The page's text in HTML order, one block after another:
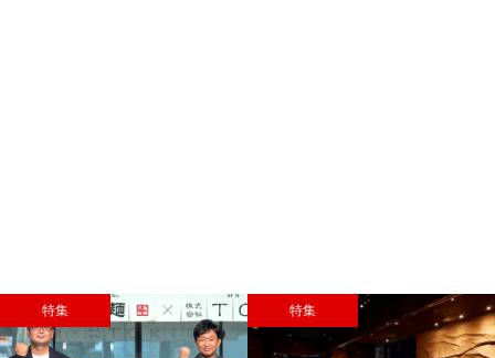
特集 特集